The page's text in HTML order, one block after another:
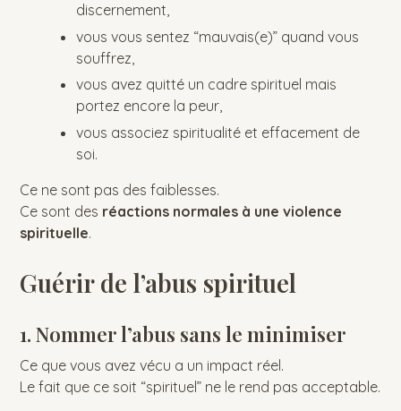
discernement,
vous vous sentez “mauvais(e)” quand vous
souffrez,
vous avez quitté un cadre spirituel mais
portez encore la peur,
vous associez spiritualité et effacement de
soi.
Ce ne sont pas des faiblesses.
Ce sont des réactions normales à une violence
spirituelle.
Guérir de l’abus spirituel
1. Nommer l’abus sans le minimiser
Ce que vous avez vécu a un impact réel.
Le fait que ce soit “spirituel” ne le rend pas acceptable.